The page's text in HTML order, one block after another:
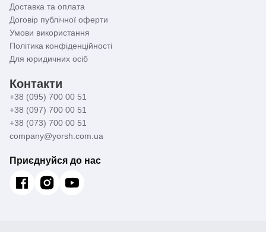
Доставка та оплата
Договір публічної оферти
Умови використання
Політика конфіденційності
Для юридичних осіб
Контакти
+38 (095) 700 00 51
+38 (097) 700 00 51
+38 (073) 700 00 51
company@yorsh.com.ua
Приєднуйся до нас